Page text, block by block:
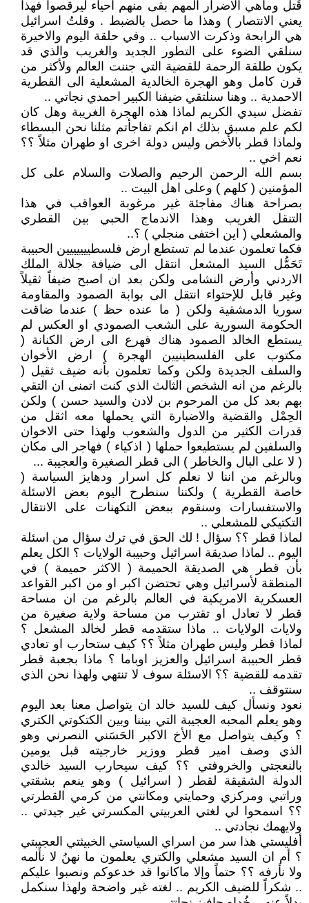
قُتل وماهي الاضرار المهم بقى منهم احياء ليرقصوا فهذا
يعني الانتصار ) وهذا ما حصل بالضبط . وقلتُ اسرائيل
هي الرابحة وذكرت الاسباب .. وفي حلقة اليوم والاخيرة
سنلقي الضوء على التطور الجديد والغريب والذي قد
يكون طلقة الرحمة للقضية التي جننت العالم ولأكثر من
قرن كامل وهو الهجرة الخالدية المشعلية الى القطرية
الاحمدية .. وهنا سنلتقي ضيفنا الكبير احمدي نجاتي ..
تفضل سيدي الكريم لماذا هذه الهجرة الغريبة وهل كان
لكم علم مسبق بذلك ام انكم تفاجأتم مثلنا نحن البسطاء
ولماذا قطر بالأخص وليس دولة اخرى او طهران مثلاً ؟؟
نعم اخي ..
بسم الله الرحمن الرحيم والصلات والسلام على كل
المؤمنين ( كلهم ) وعلى اهل البيت ..
بصراحة هناك مفاجئة غير مرغوبة العواقب في هذا
التنقل الغريب وهذا الاندماج الحبي بين القطري
والمشعلي ( اين اختفى منجلي ) ؟..
فكما تعلمون عندما لم تستطع ارض فلسطييييييين الحبيبة
تَحَمُّل السيد المشعل انتقل الى ضيافة جلالة الملك
الاردني وأرض النشامى ولكن بعد ان اصبح ضيفاً ثقيلاً
وغير قابل للإحتواء انتقل الى بوابة الصمود والمقاومة
سوريا الدمشقية ولكن ( ما عنده حظ ) عندما ضاقت
الحكومة السورية على الشعب الصمودي او العكس لم
يستطع الخالد الصمود هناك فهرع الى ارض الكنانة (
مكتوب على الفلسطينيين الهجرة ) ارض الأخوان
والسلف الجديدة ولكن وكما تعلمون بأنه ضيف ثقيل (
بالرغم من انه الشخص الثالث الذي كنت اتمنى ان التقي
بهم بعد كل من المرحوم بن لادن والسيد حسن ) ولكن
الحِمْل والقضية والاضبارة التي يحملها معه اثقل من
قدرات الكثير من الدول والشعوب ولهذا حتى الاخوان
والسلفين لم يستطيعوا حملها ( اذكياء ) فهاجر الى مكان
( لا على البال والخاطر ) الى قطر الصغيرة والعجيبة ...
وبالرغم من اننا لا نعلم كل اسرار ودهايز السياسة (
خاصة القطرية ) ولكننا سنطرح اليوم بعض الاسئلة
والاستفسارات وسنقوم ببعض التكهنات على الانتقال
التكتيكي للمشعلي ..
لماذا قطر ؟؟ سؤال ! لك الحق في ترك سؤال من اسئلة
اليوم .. لماذا صديقة اسرائيل وحبيبة الولايات ؟ الكل يعلم
بأن قطر هي الصديقة الحميمة ( الاكثر حميمة ) في
المنطقة لأسرائيل وهي تحتضن اكبر او من اكبر القواعد
العسكرية الامريكية في العالم بالرغم من ان مساحة
قطر لا تعادل او تقترب من مساحة ولاية صغيرة من
ولايات الولايات .. ماذا ستقدمه قطر لخالد المشعل ؟
لماذا قطر وليس طهران مثلاً ؟؟ كيف ستحارب او تعادي
قطر الحبيبة اسرائيل والعزيز اوباما ؟ ماذا بجعبة قطر
تقدمه للقضية ؟؟ الاسئلة سوف لا تنتهي ولهذا نحن الذي
سنتوقف ..
نعود ونسأل كيف للسيد خالد ان يتواصل معنا بعد اليوم
وهو يعلم المحبه العجيبة التي بيننا وبين الكتكوتي الكتري
؟ وكيف يتواصل مع الأخ الاكبر الحَسَني النصرني وهو
الذي وصف امير قطر ووزير خارجيته قبل يومين
بالنعجتي والخروفتي ؟؟ كيف سيحارب السيد خالدي
الدولة الشقيقة لقطر ( اسرائيل ) وهو ينعم بشقتي
وراتبي ومركزي وحمايتي ومكانتي من كرمي القطرتي
؟؟ اسمحوا لي لغتي العربيتي المكسرتي غير جيدتي ..
ولايهمك نجادتي ..
أفليستي هذا سر من اسراي السياستي الخبيثتي العجيبتي
؟ أم ان السيد مشعلي والكتري يعلمون ما نهنُ لا نألمه
ولا نأرفه ؟؟ حتماً وإلا ماكانوا قد خدعوكم ونصبوا عليكم
.. شكراً للضيف الكريم .. لغته غير واضحة ولهذا سنكمل